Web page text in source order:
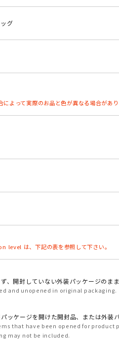
グ
よって実際のお品と色が異なる場合があり
は、下記の表を参照して下さい。
、開封していない外装パッケージのまま
and unopened in original packaging.
ッケージを開けた開封品、または外装
that have been opened for product
may not be included.